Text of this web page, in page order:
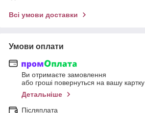
Всі умови доставки
Умови оплати
Ви отримаєте замовлення
або гроші повернуться на вашу картку
Детальніше
Післяплата